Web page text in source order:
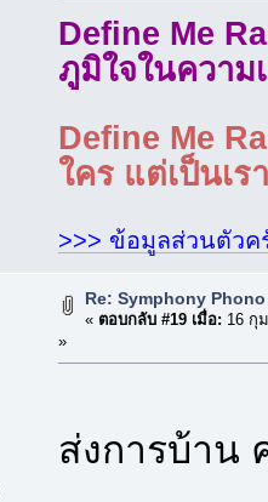
Define Me
ภูมิใจในความ
Define Me
ใคร แต่เป็นเ
>>> ข้อมูลส่วนตัวค
Re: Symphony
« ตอบกลับ #19 เมื่อ: 16 กุ
»
ส่งการบ้าน